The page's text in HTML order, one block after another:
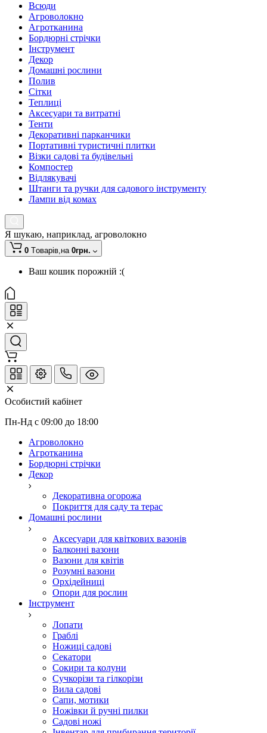
Всюди
Агроволокно
Агротканина
Бордюрні стрічки
Інструмент
Декор
Домашні рослини
Полив
Сітки
Теплиці
Аксесуари та витратні
Тенти
Декоративні парканчики
Портативні туристичні плитки
Візки садові та будівельні
Компостер
Відлякувачі
Штанги та ручки для садового інструменту
Лампи від комах
Я шукаю, наприклад, агроволокно
0 Tоварів,на 0грн.
Ваш кошик порожній :(
Особистий кабінет
Пн-Нд с 09:00 до 18:00
Агроволокно
Агротканина
Бордюрні стрічки
Декор
Декоративна огорожа
Покриття для саду та терас
Домашні рослини
Аксесуари для квіткових вазонів
Балконні вазони
Вазони для квітів
Розумні вазони
Орхідейниці
Опори для рослин
Інструмент
Лопати
Граблі
Ножиці садові
Секатори
Сокири та колуни
Сучкорізи та гілкорізи
Вила садові
Сапи, мотики
Ножівки й ручні пилки
Садові ножі